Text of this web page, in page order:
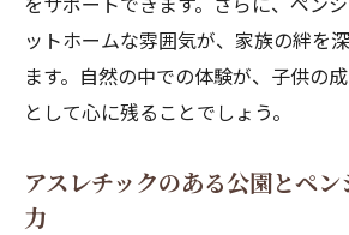
ットホームな雰囲気が、家族の絆を
ます。自然の中での体験が、子供の
として心に残ることでしょう。
アスレチックのある公園とペ
力